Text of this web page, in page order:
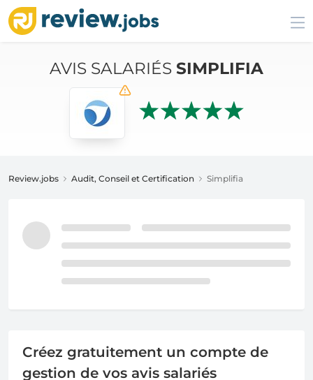
AVIS SALARIÉS SIMPLIFIA
Review.jobs Audit, Conseil et Certification Simplifia
Créez gratuitement un compte de
gestion de vos avis salariés